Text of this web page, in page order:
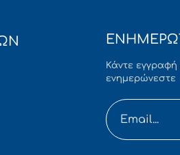
Κάντε
ενημερώνεστε